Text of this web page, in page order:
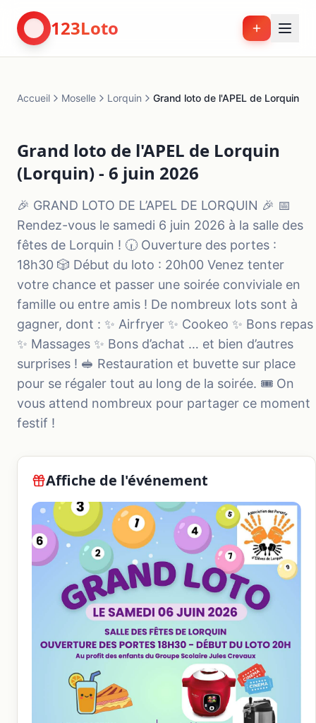
123Loto
Accueil Moselle Lorquin Grand loto de l'APEL de Lorquin
Grand loto de l'APEL de Lorquin
(Lorquin) - 6 juin 2026
🎉 GRAND LOTO DE L’APEL DE LORQUIN 🎉 📅
Rendez-vous le samedi 6 juin 2026 à la salle des
fêtes de Lorquin ! 🕡 Ouverture des portes :
18h30 🎲 Début du loto : 20h00 Venez tenter
votre chance et passer une soirée conviviale en
famille ou entre amis ! De nombreux lots sont à
gagner, dont : ✨ Airfryer ✨ Cookeo ✨ Bons repas
✨ Massages ✨ Bons d’achat … et bien d’autres
surprises ! 🥪 Restauration et buvette sur place
pour se régaler tout au long de la soirée. 🎟️ On
vous attend nombreux pour partager ce moment
festif !
Affiche de l'événement